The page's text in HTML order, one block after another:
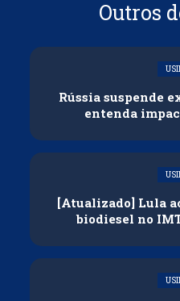
Outros
Rússia suspende
entenda
[Atualizado] Lula
biodiesel no